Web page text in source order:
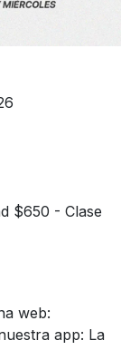
$650 - Clase
web:
app: La